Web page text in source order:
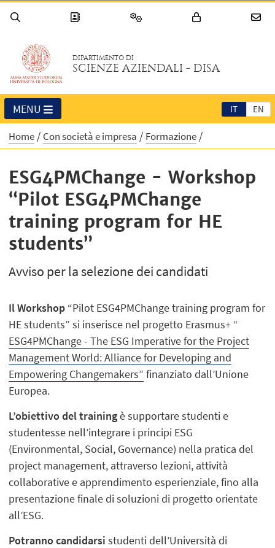
DIPARTIMENTO DI
SCIENZE AZIENDALI - DISA
IT EN
MENU
Home Con società e impresa Formazione
ESG4PMChange - Workshop
“Pilot ESG4PMChange
training program for HE
students”
Avviso per la selezione dei candidati
Il Workshop “Pilot ESG4PMChange training program for
HE students” si inserisce nel progetto Erasmus+ “
ESG4PMChange - The ESG Imperative for the Project
Management World: Alliance for Developing and
Empowering Changemakers” finanziato dall’Unione
Europea.
L’obiettivo del trainingè supportare studenti e
studentesse nell’integrare i principi ESG
(Environmental, Social, Governance) nella pratica del
project management, attraverso lezioni, attività
collaborative e apprendimento esperienziale, fino alla
presentazione finale di soluzioni di progetto orientate
all’ESG.
Potranno candidarsi studenti dell’Università di